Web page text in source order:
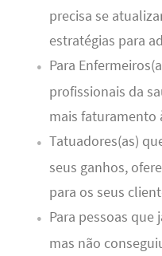
precisa se
estratégias para
Para
profissionais da
mais faturamento
Tatuadores(as)
seus ganhos,
para os seus
Para pessoas
mas não